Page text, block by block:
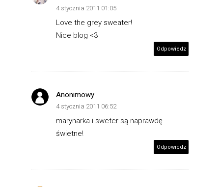
4 stycznia 2011 01:05
Love the grey sweater!
Nice blog <3
Odpowiedz
Anonimowy
4 stycznia 2011 06:52
marynarka i sweter są naprawdę
świetne!
Odpowiedz